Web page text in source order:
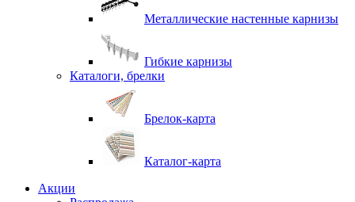
Металлические настенные карнизы
Гибкие карнизы
Каталоги, брелки
Брелок-карта
Каталог-карта
Акции